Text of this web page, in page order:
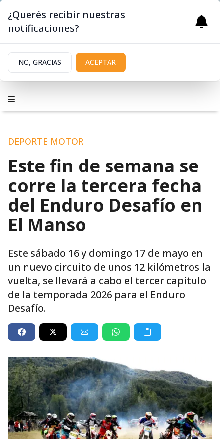
DEPORTE MOTOR
Este fin de semana se
corre la tercera fecha
del Enduro Desafío en
El Manso
Este sábado 16 y domingo 17 de mayo en
un nuevo circuito de unos 12 kilómetros la
vuelta, se llevará a cabo el tercer capítulo
de la temporada 2026 para el Enduro
Desafío.
¿Querés recibir nuestras
notificaciones?
NO, GRACIAS ACEPTAR